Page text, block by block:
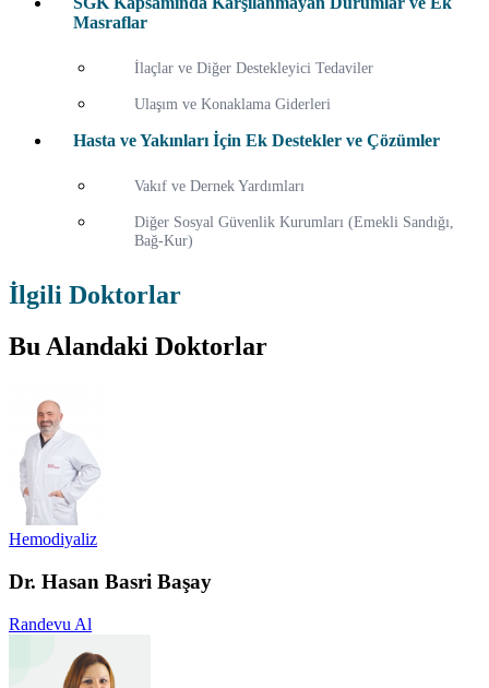
Masraflar
İlaçlar ve Diğer Destekleyici Tedaviler
Ulaşım ve Konaklama Giderleri
Hasta ve Yakınları İçin Ek Destekler ve Çözümler
Vakıf ve Dernek Yardımları
Diğer Sosyal Güvenlik Kurumları (Emekli Sandığı,
Bağ-Kur)
İlgili Doktorlar
Bu Alandaki Doktorlar
Hemodiyaliz
Dr. Hasan Basri Başay
Randevu Al